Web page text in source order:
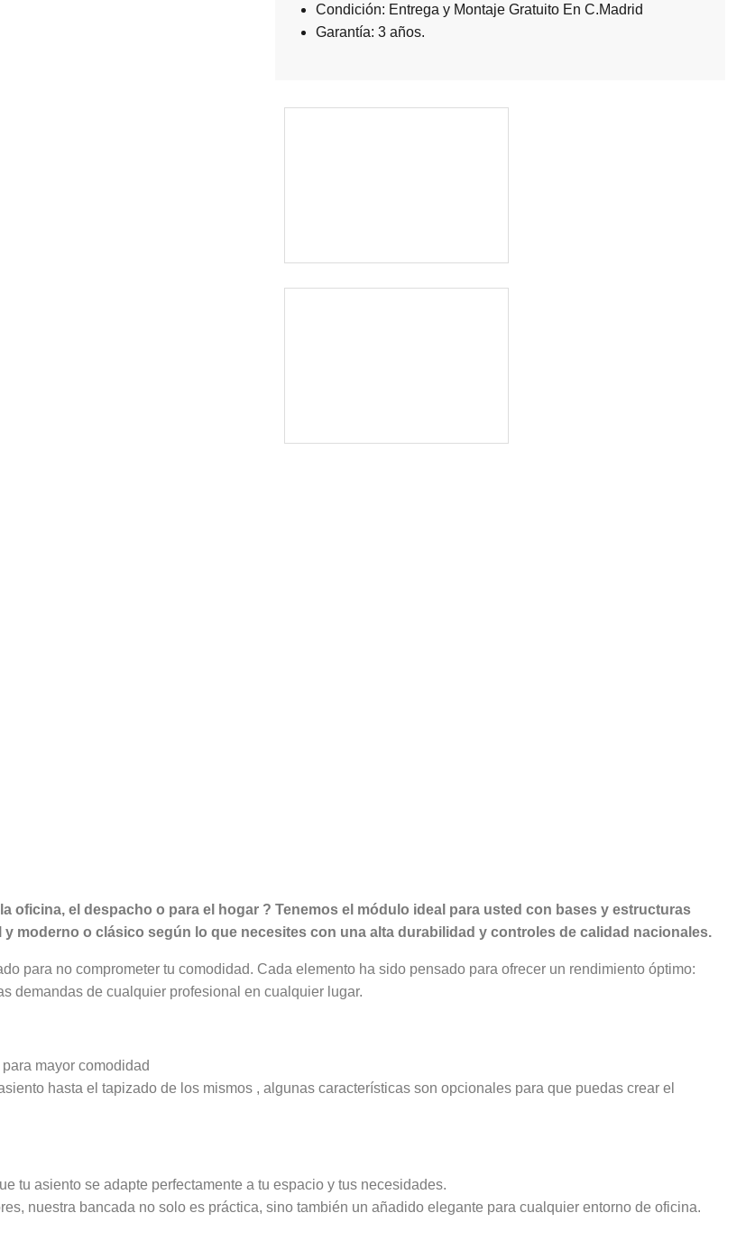
Condición: Entrega y Montaje Gratuito En C.Madrid
Garantía: 3 años.
oficina, el despacho o para el hogar ? Tenemos el módulo ideal para usted con bases y estructuras
moderno o clásico según lo que necesites con una alta durabilidad y controles de calidad nacionales.
para no comprometer tu comodidad. Cada elemento ha sido pensado para ofrecer un rendimiento óptimo:
demandas de cualquier profesional en cualquier lugar.
mayor comodidad
hasta el tapizado de los mismos , algunas características son opcionales para que puedas crear el
tu asiento se adapte perfectamente a tu espacio y tus necesidades.
nuestra bancada no solo es práctica, sino también un añadido elegante para cualquier entorno de oficina.